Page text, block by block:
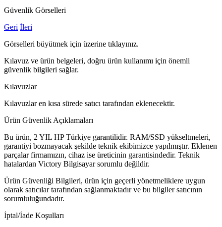
Güvenlik Görselleri
Geri İleri
Görselleri büyütmek için üzerine tıklayınız.
Kılavuz ve ürün belgeleri, doğru ürün kullanımı için önemli
güvenlik bilgileri sağlar.
Kılavuzlar
Kılavuzlar en kısa sürede satıcı tarafından eklenecektir.
Ürün Güvenlik Açıklamaları
Bu ürün, 2 YIL HP Türkiye garantilidir. RAM/SSD yükseltmeleri,
garantiyi bozmayacak şekilde teknik ekibimizce yapılmıştır. Eklenen
parçalar firmamızın, cihaz ise üreticinin garantisindedir. Teknik
hatalardan Victory Bilgisayar sorumlu değildir.
Ürün Güvenliği Bilgileri, ürün için geçerli yönetmeliklere uygun
olarak satıcılar tarafından sağlanmaktadır ve bu bilgiler satıcının
sorumluluğundadır.
İptal/İade Koşulları